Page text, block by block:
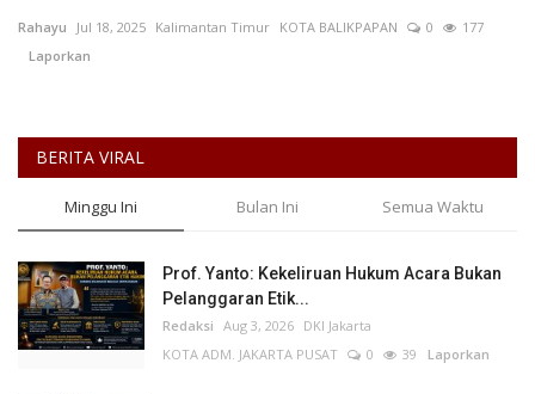
Keamanan
Cybers Event
UMKM & Ekonomi Kreatif
Pekerja Migran Indonesia
Ekonomi
Rahayu Jul 18, 2025 Kalimantan Timur KOTA BALIKPAPAN 0
177
Laporkan
BERITA VIRAL
Minggu Ini Bulan Ini Semua Waktu
Prof. Yanto: Kekeliruan Hukum Acara Bukan
Pelanggaran Etik...
Redaksi Aug 3, 2026 DKI Jakarta
KOTA ADM. JAKARTA PUSAT
0 39 Laporkan